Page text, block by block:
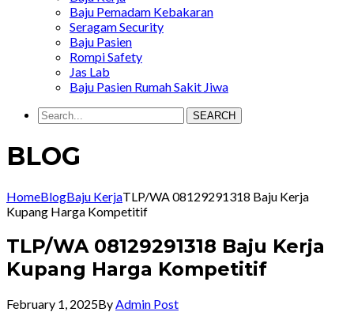
Baju Pemadam Kebakaran
Seragam Security
Baju Pasien
Rompi Safety
Jas Lab
Baju Pasien Rumah Sakit Jiwa
SEARCH
BLOG
HomeBlogBaju KerjaTLP/WA 08129291318 Baju Kerja
Kupang Harga Kompetitif
TLP/WA 08129291318 Baju Kerja
Kupang Harga Kompetitif
February 1, 2025By Admin Post